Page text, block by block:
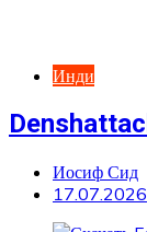
Инди
Иосиф Сид
17.07.2026